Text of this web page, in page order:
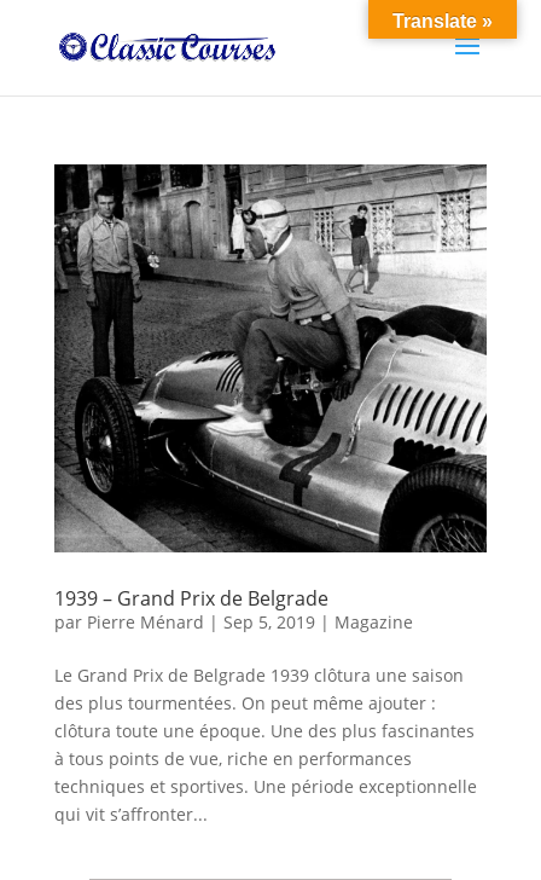
1939 – Grand Prix de Belgrade
par Pierre Ménard | Sep 5, 2019| Magazine
Le Grand Prix de Belgrade 1939 clôtura une saison
des plus tourmentées. On peut même ajouter :
clôtura toute une époque. Une des plus fascinantes
à tous points de vue, riche en performances
techniques et sportives. Une période exceptionnelle
qui vit s’affronter...
Translate »